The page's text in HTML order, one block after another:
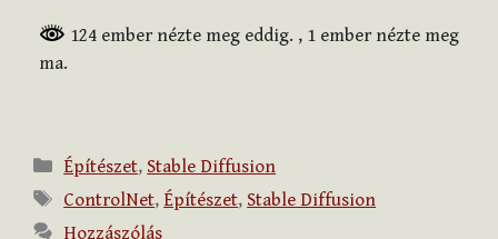
124 ember nézte meg eddig. , 1 ember nézte meg
ma.
Kategória
Építészet, Stable Diffusion
Címkék
ControlNet, Építészet, Stable Diffusion
Hozzászólás